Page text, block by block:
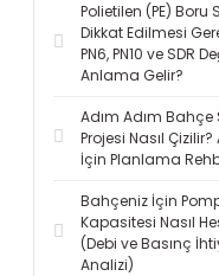
Polietilen (PE) Boru
Dikkat Edilmesi
PN6, PN10 ve SDR
Anlama Gelir?
Adım Adım
Projesi Nasıl
İçin Planlama
Bahçeniz İçin
Kapasitesi Nasıl
(Debi ve Basınç
Analizi)